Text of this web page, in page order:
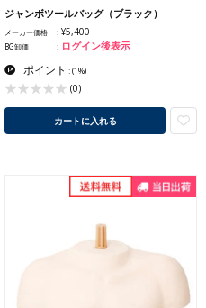
ジャンボツールバッグ（ブラック）
メーカー価格 ¥5,400
BG卸価 ログイン後表示
ポイント :(1%)
(0)
カートに入れる